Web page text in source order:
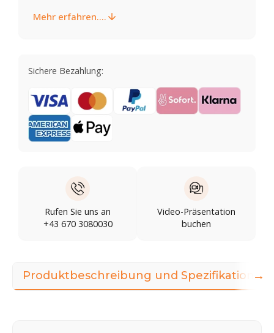
Mehr erfahren....
Sichere Bezahlung:
Rufen Sie uns an
+43 670 3080030
Video-Präsentation
buchen
Produktbeschreibung und Spezifikationen
→